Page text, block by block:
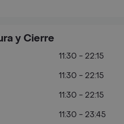
y Cierre
11:30 - 22:15
11:30 - 22:15
11:30 - 22:15
11:30 - 23:45